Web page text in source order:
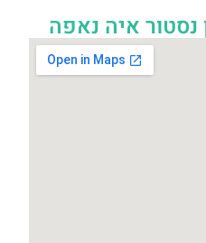
נסטור איה נאפה